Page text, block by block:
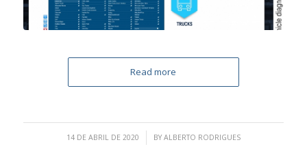
Read more
14 DE ABRIL DE 2020
/ BY ALBERTO RODRIGUES